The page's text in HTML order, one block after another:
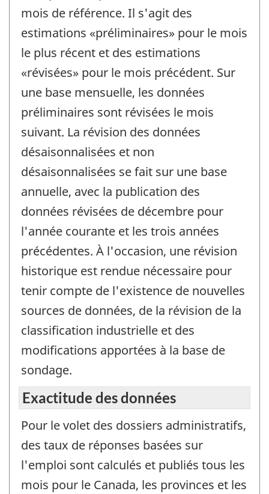
mois de référence. Il s'agit des
estimations «préliminaires» pour le mois
le plus récent et des estimations
«révisées» pour le mois précédent. Sur
une base mensuelle, les données
préliminaires sont révisées le mois
suivant. La révision des données
désaisonnalisées et non
désaisonnalisées se fait sur une base
annuelle, avec la publication des
données révisées de décembre pour
l'année courante et les trois années
précédentes. À l'occasion, une révision
historique est rendue nécessaire pour
tenir compte de l'existence de nouvelles
sources de données, de la révision de la
classification industrielle et des
modifications apportées à la base de
sondage.
Exactitude des données
Pour le volet des dossiers administratifs,
des taux de réponses basées sur
l'emploi sont calculés et publiés tous les
mois pour le Canada, les provinces et les